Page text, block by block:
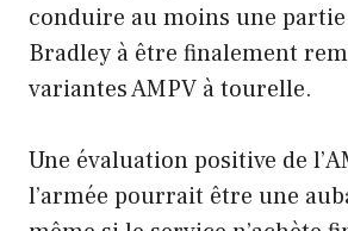
conduire au moins une
Bradley à être finalement
variantes AMPV à tourelle.
Une évaluation positive de
l’armée pourrait être une